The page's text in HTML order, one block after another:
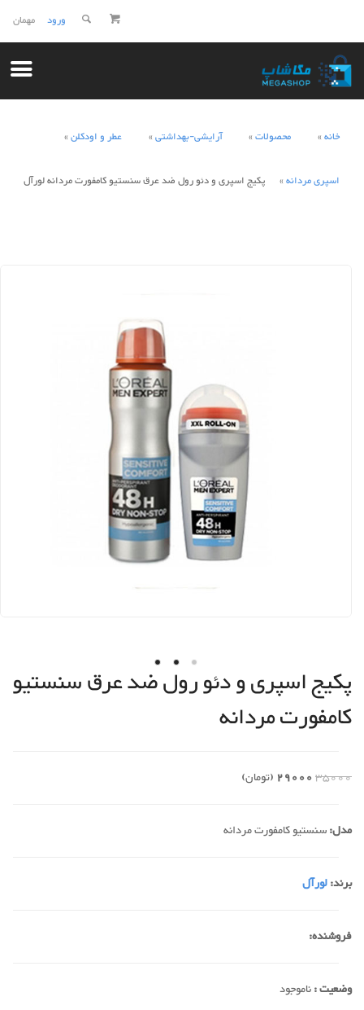
مهمان ورود
خانه محصولات آرایشی-بهداشتی عطر و اودکلن
اسپری مردانه پکیج اسپری و دئو رول ضد عرق سنستیو کامفورت مردانه لورآل
پکیج اسپری و دئو رول ضد عرق سنستیو
کامفورت مردانه
35000
29000 (تومان)
مدل:سنستیو کامفورت مردانه
برند:لورآل
فروشنده:
وضعیت :ناموجود